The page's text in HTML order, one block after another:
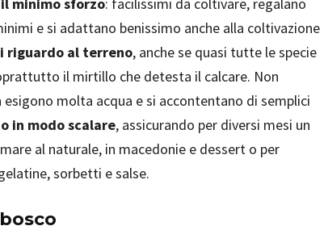
e si adattano benissimo anche alla coltivazione
riguardo al terreno, anche se quasi tutte le specie
il mirtillo che detesta il calcare. Non
molta acqua e si accontentano di semplici
in modo scalare, assicurando per diversi mesi un
al naturale, in macedonie e dessert o per
sorbetti e salse.